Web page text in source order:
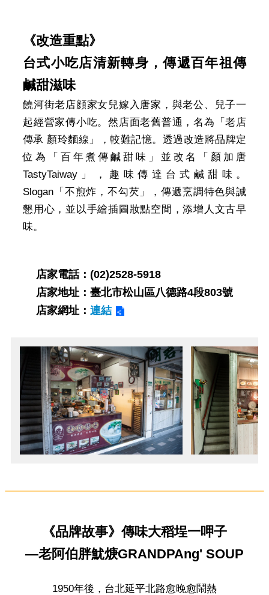
《改造重點》
台式小吃店清新轉身，傳遞百年祖傳
鹹甜滋味
饒河街老店顔家女兒嫁入唐家，與老公、兒子一
起經營家傳小吃。然店面老舊普通，名為「老店
傳承 顏玲麵線」，較難記憶。透過改造將品牌定
位為「百年煮傳鹹甜味」並改名「顏加唐
TastyTaiway」，趣味傳達台式鹹甜味。
Slogan「不煎炸，不勾芡」，傳遞烹調特色與誠
懇用心，並以手繪插圖妝點空間，添增人文古早
味。
店家電話：(02)2528-5918
店家地址：臺北市松山區八德路4段803號
店家網址： 連結
《品牌故事》傳味大稻埕一呷子
—老阿伯胖魷焿GRANDPAng' SOUP
1950年後，台北延平北路愈晚愈鬧熱